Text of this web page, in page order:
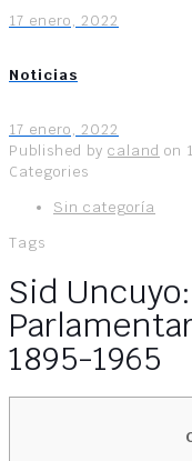
17 enero, 2022
Noticias
17 enero, 2022
Published by caland on
Categories
Sin categoría
Tags
Sid
1895-1965